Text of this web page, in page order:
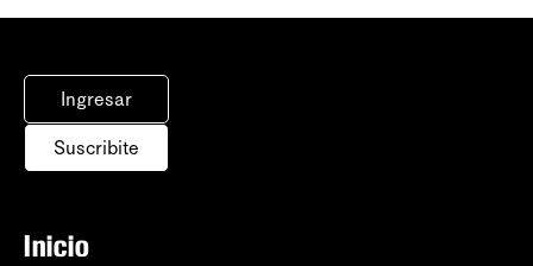
Ingresar
Suscribite
Inicio